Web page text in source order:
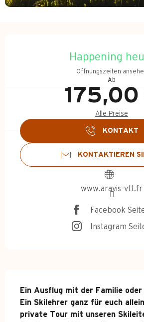
Happening
Öffnungszeiten
Ab
175,00
Alle Preise
KONTAKT
KONTAKTIEREN
www.aravis-vtt.fr
Facebook
Instagram
Beschreibung
Ein Ausflug mit der Familie
Ein Skilehrer ganz für euch
private Tour mit unseren